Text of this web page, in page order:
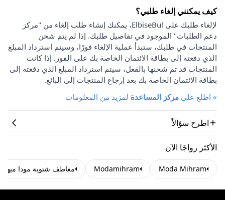
كيف يمكنني إلغاء طلبي؟
لإلغاء طلبك على ElbiseBul، يمكنك إنشاء طلب إلغاء من "مركز
دعم الطلبات" الموجود في تفاصيل طلبك. إذا لم يتم شحن
المنتجات في طلبك، ستبدأ عملية الإلغاء فورًا، وسيتم استرداد المبلغ
الذي دفعته إلى بطاقة الائتمان الخاصة بك على الفور. إذا كانت
المنتجات قد تم شحنها بالفعل، سيتم استرداد المبلغ الذي دفعته إلى
بطاقة الائتمان الخاصة بك بعد إرجاع المنتجات إلى البائع.
» اطلع على مركز المساعدة لمزيد من المعلومات
اطرح سؤالاً
الأكثر رواجًا الآن
Moda Mihram
Modamihram معاطف شتوية مودا